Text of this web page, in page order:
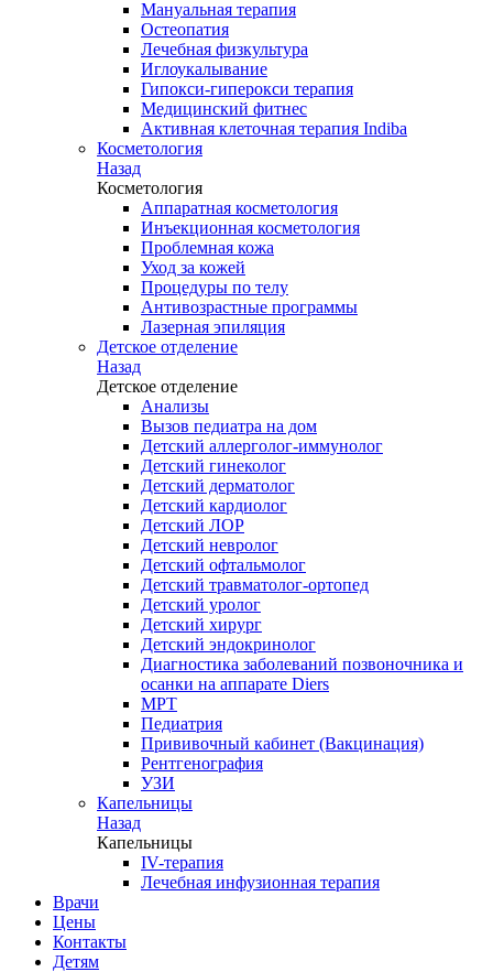
Мануальная терапия
Остеопатия
Лечебная физкультура
Иглоукалывание
Гипокси-гиперокси терапия
Медицинский фитнес
Активная клеточная терапия Indiba
Косметология
Назад
Косметология
Аппаратная косметология
Инъекционная косметология
Проблемная кожа
Уход за кожей
Процедуры по телу
Антивозрастные программы
Лазерная эпиляция
Детское отделение
Назад
Детское отделение
Анализы
Вызов педиатра на дом
Детский аллерголог-иммунолог
Детский гинеколог
Детский дерматолог
Детский кардиолог
Детский ЛОР
Детский невролог
Детский офтальмолог
Детский травматолог-ортопед
Детский уролог
Детский хирург
Детский эндокринолог
Диагностика заболеваний позвоночника и
осанки на аппарате Diers
МРТ
Педиатрия
Прививочный кабинет (Вакцинация)
Рентгенография
УЗИ
Капельницы
Назад
Капельницы
IV-терапия
Лечебная инфузионная терапия
Врачи
Цены
Контакты
Детям